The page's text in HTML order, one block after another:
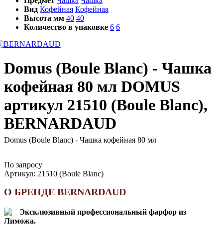
Вид Кофейная Кофейная
Высота мм 40 40
Количество в упаковке 6 6
Domus (Boule Blanc) - Чашка
кофейная 80 мл DOMUS
артикул 21510 (Boule Blanc),
BERNARDAUD
Domus (Boule Blanc) - Чашка кофейная 80 мл
По запросу
Артикул: 21510 (Boule Blanc)
О БРЕНДЕ BERNARDAUD
Эксклюзивный профессиональный фарфор из
Лиможа.